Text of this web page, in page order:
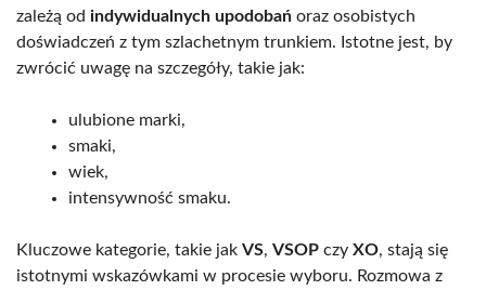
zależą od indywidualnych upodobań oraz osobistych
doświadczeń z tym szlachetnym trunkiem. Istotne jest, by
zwrócić uwagę na szczegóły, takie jak:
ulubione marki,
smaki,
wiek,
intensywność smaku.
Kluczowe kategorie, takie jak VS, VSOP czy XO, stają się
istotnymi wskazówkami w procesie wyboru. Rozmowa z